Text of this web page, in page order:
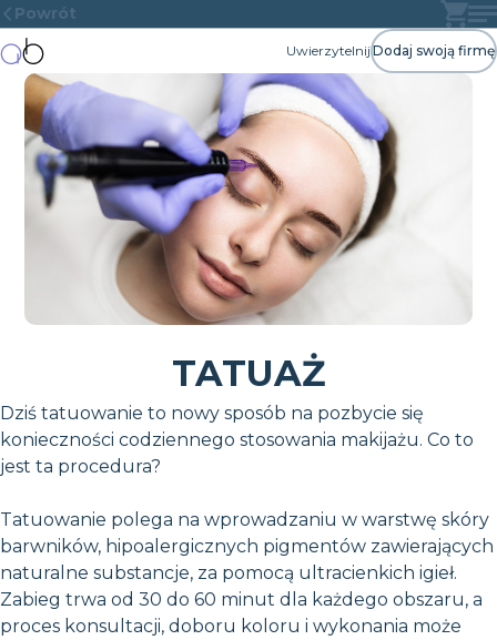
Powrót
UwierzytelnijDodaj swoją firmę
TATUAŻ
Dziś tatuowanie to nowy sposób na pozbycie się
konieczności codziennego stosowania makijażu. Co to
jest ta procedura?
Tatuowanie polega na wprowadzaniu w warstwę skóry
barwników, hipoalergicznych pigmentów zawierających
naturalne substancje, za pomocą ultracienkich igieł.
Zabieg trwa od 30 do 60 minut dla każdego obszaru, a
proces konsultacji, doboru koloru i wykonania może